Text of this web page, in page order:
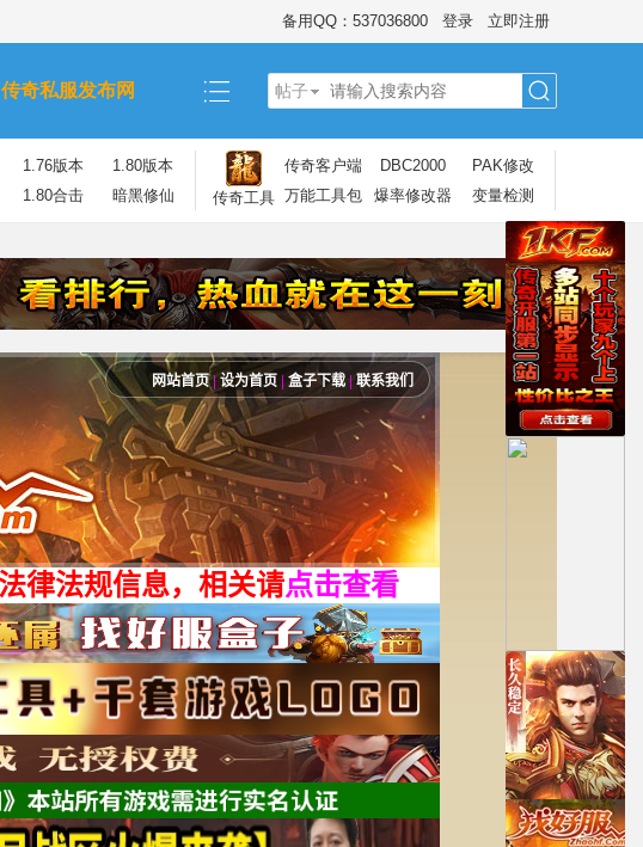
备用QQ：537036800 登录 立即注册
传奇私服发布网 帖子
索
1.76版本
1.80版本
1.80合击 暗黑修仙 传奇工具
传奇客户端 DBC2000
PAK修改
万能工具包
爆率修改器 变量检测